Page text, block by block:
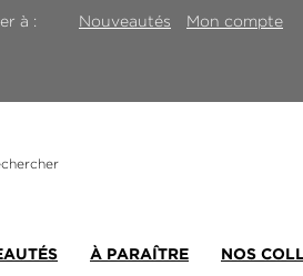
à : Nouveautés Mon compte
À PARAÎTRE NOS